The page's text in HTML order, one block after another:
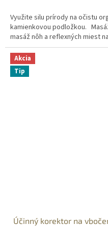
Využite silu prírody na očistu
kamienkovou podložkou.
masáž nôh a reflexných miest
Akcia
Tip
Účinný korektor na